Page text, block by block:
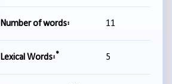
Number of words: 11
Lexical Words:* 5